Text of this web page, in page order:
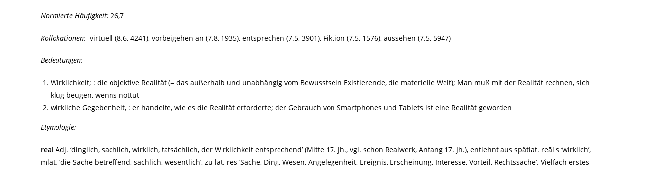
Normierte Häufigkeit: 26,7
Kollokationen: virtuell (8.6, 4241), vorbeigehen an (7.8, 1935), entsprechen (7.5, 3901), Fiktion (7.5, 1576), aussehen (7.5, 5947)
Bedeutungen:
Wirklichkeit; : die objektive Realität (= das außerhalb und unabhängig vom Bewusstsein Existierende, die materielle Welt); Man muß mit der Realität rechnen, sich
klug beugen, wenns nottut
wirkliche Gegebenheit, : er handelte, wie es die Realität erforderte; der Gebrauch von Smartphones und Tablets ist eine Realität geworden
Etymologie:
real Adj. ‘dinglich, sachlich, wirklich, tatsächlich, der Wirklichkeit entsprechend’ (Mitte 17. Jh., vgl. schon Realwerk, Anfang 17. Jh.), entlehnt aus spätlat. reālis ‘wirklich’,
mlat. ‘die Sache betreffend, sachlich, wesentlich’, zu lat. rēs ‘Sache, Ding, Wesen, Angelegenheit, Ereignis, Erscheinung, Interesse, Vorteil, Rechtssache’. Vielfach erstes